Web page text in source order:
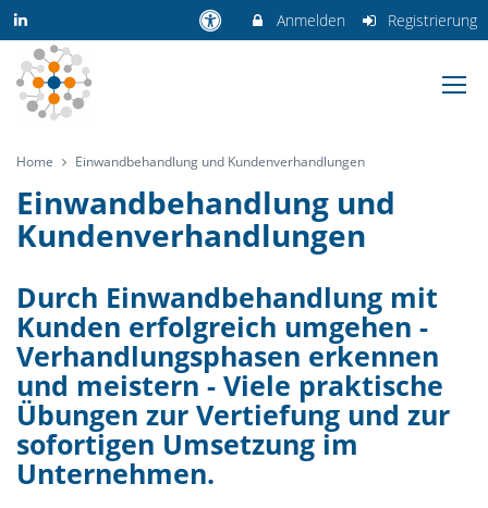
Anmelden Registrierung
Home Einwandbehandlung und Kundenverhandlungen
Einwandbehandlung und
Kundenverhandlungen
Durch Einwandbehandlung mit
Kunden erfolgreich umgehen -
Verhandlungsphasen erkennen
und meistern - Viele praktische
Übungen zur Vertiefung und zur
sofortigen Umsetzung im
Unternehmen.